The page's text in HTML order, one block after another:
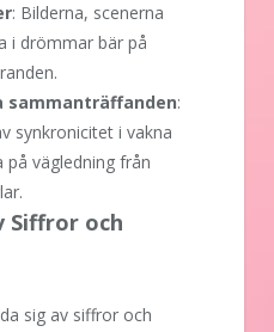
: Bilderna, scenerna
i drömmar bär på
sammanträffanden:
synkronicitet i vakna
på vägledning från
Siffror och
sig av siffror och